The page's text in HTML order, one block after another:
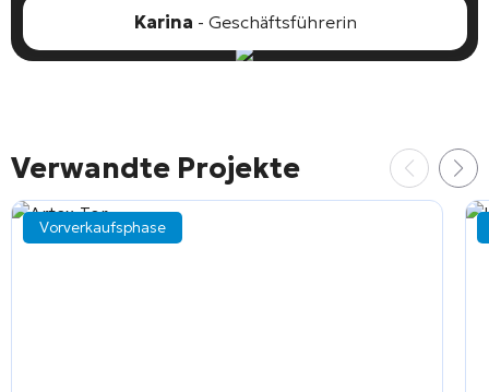
Karina - Geschäftsführerin
Verwandte Projekte
Vorverkaufsphase